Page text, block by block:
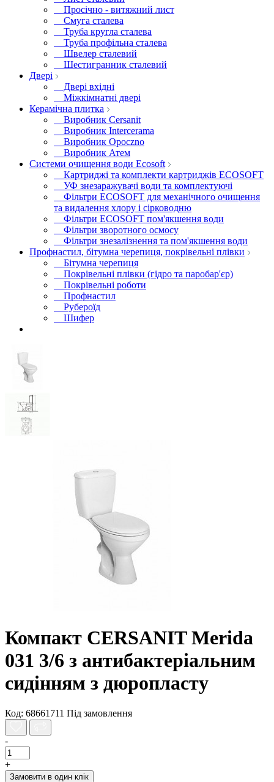
Просічно - витяжний лист
Смуга сталева
Труба кругла сталева
Труба профільна сталева
Швелер сталевий
Шестигранник сталевий
Двері
Двері вхідні
Міжкімнатні двері
Керамічна плитка
Виробник Cersanit
Виробник Intercerama
Виробник Opoczno
Виробник Атем
Системи очищення води Ecosoft
Картриджі та комплекти картриджів ECOSOFT
УФ знезаражувачі води та комплектуючі
Фільтри ECOSOFT для механічного очищення
та видалення хлору і сірководню
Фільтри ECOSOFT пом'якшення води
Фільтри зворотного осмосу
Фільтри знезалізнення та пом'якшення води
Профнастил, бітумна черепиця, покрівельні плівки
Бітумна черепиця
Покрівельні плівки (гідро та паробар'єр)
Покрівельні роботи
Профнастил
Рубероїд
Шифер
Компакт CERSANIT Merida
031 3/6 з антибактеріальним
сидінням з дюропласту
Код: 68661711 Під замовлення
-
+
Замовити в один клік